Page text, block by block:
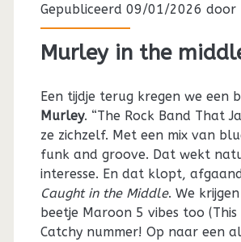
Gepubliceerd 09/01/2026 door
Murley in the
Een tijdje terug kregen we een
Murley. “The Rock Band That
ze zichzelf. Met een mix van
funk and groove. Dat wekt
interesse. En dat klopt,
Caught in the Middle. We
beetje Maroon 5 vibes too (This
Catchy nummer! Op naar een